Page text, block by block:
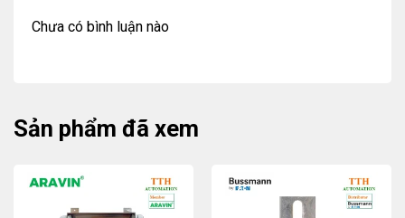
Chưa có bình luận nào
Sản phẩm đã xem